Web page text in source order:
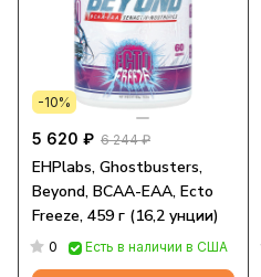
-10%
5 620 ₽ 6 244 ₽
EHPlabs, Ghostbusters,
Beyond, BCAA-EAA, Ecto
Freeze, 459 г (16,2 унции)
0 Есть в наличии в США